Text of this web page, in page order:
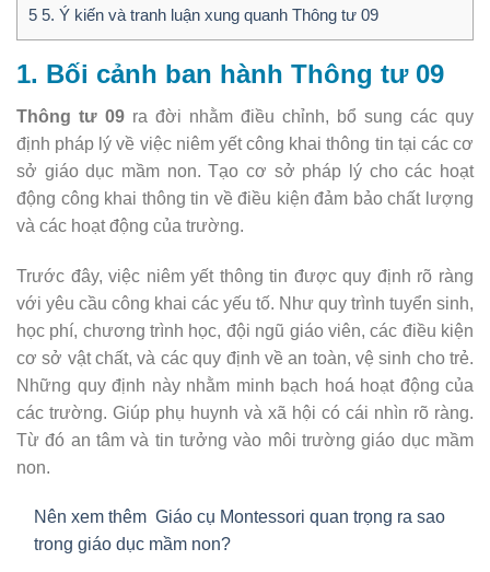
5 5. Ý kiến và tranh luận xung quanh Thông tư 09
1. Bối cảnh ban hành Thông tư 09
Thông tư 09 ra đời nhằm điều chỉnh, bổ sung các quy
định pháp lý về việc niêm yết công khai thông tin tại các cơ
sở giáo dục mầm non. Tạo cơ sở pháp lý cho các hoạt
động công khai thông tin về điều kiện đảm bảo chất lượng
và các hoạt động của trường.
Trước đây, việc niêm yết thông tin được quy định rõ ràng
với yêu cầu công khai các yếu tố. Như quy trình tuyển sinh,
học phí, chương trình học, đội ngũ giáo viên, các điều kiện
cơ sở vật chất, và các quy định về an toàn, vệ sinh cho trẻ.
Những quy định này nhằm minh bạch hoá hoạt động của
các trường. Giúp phụ huynh và xã hội có cái nhìn rõ ràng.
Từ đó an tâm và tin tưởng vào môi trường giáo dục mầm
non.
Nên xem thêm Giáo cụ Montessori quan trọng ra sao
trong giáo dục mầm non?